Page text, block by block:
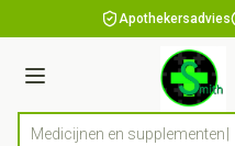
Ga naar de inhoudApothekersadvies
Menu
Medicij